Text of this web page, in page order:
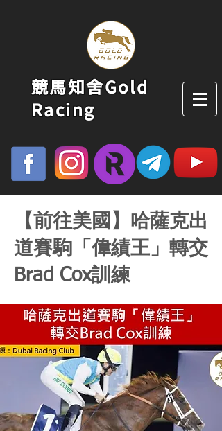
競馬知舍Gold
Racing
【前往美國】哈薩克出
道賽駒「偉績王」轉交
Brad Cox訓練